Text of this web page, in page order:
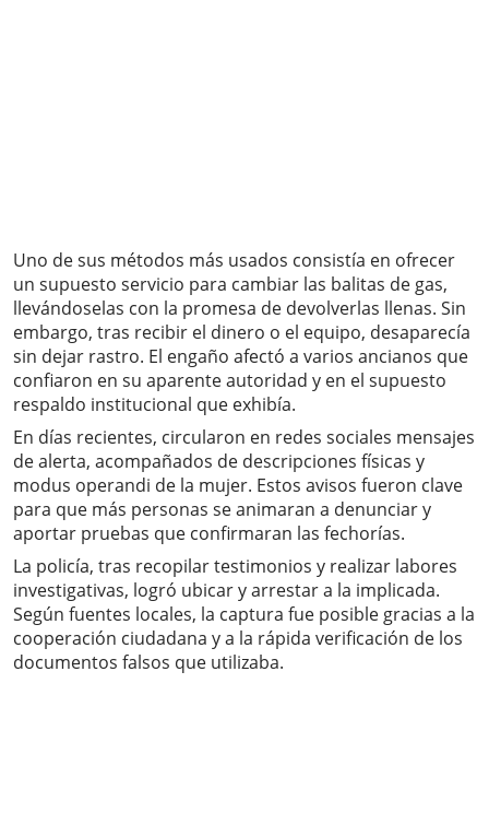
Uno de sus métodos más usados consistía en ofrecer
un supuesto servicio para cambiar las balitas de gas,
llevándoselas con la promesa de devolverlas llenas. Sin
embargo, tras recibir el dinero o el equipo, desaparecía
sin dejar rastro. El engaño afectó a varios ancianos que
confiaron en su aparente autoridad y en el supuesto
respaldo institucional que exhibía.
En días recientes, circularon en redes sociales mensajes
de alerta, acompañados de descripciones físicas y
modus operandi de la mujer. Estos avisos fueron clave
para que más personas se animaran a denunciar y
aportar pruebas que confirmaran las fechorías.
La policía, tras recopilar testimonios y realizar labores
investigativas, logró ubicar y arrestar a la implicada.
Según fuentes locales, la captura fue posible gracias a la
cooperación ciudadana y a la rápida verificación de los
documentos falsos que utilizaba.